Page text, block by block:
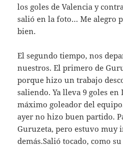
los goles de Valencia y
salió en la foto… Me alegro
bien.
El segundo tiempo, nos
nuestros. El primero de
porque hizo un trabajo
saliendo. Ya lleva 9 goles en
máximo goleador del
ayer no hizo buen partido.
Guruzeta, pero estuvo muy
demás.Salió tocado, como